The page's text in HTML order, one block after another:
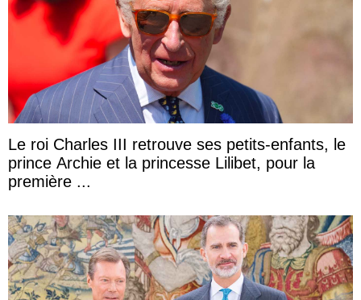
Le roi Charles III retrouve ses petits-enfants, le
prince Archie et la princesse Lilibet, pour la
première ...